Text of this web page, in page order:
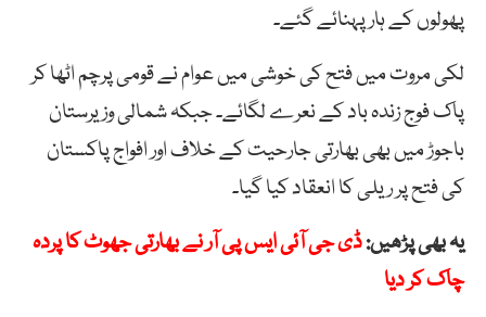
پھولوں کے ہار پہنائے گئے۔
لکی مروت میں فتح کی خوشی میں عوام نے قومی پرچم اٹھا کر
پاک فوج زندہ باد کے نعرے لگائے۔ جبکہ شمالی وزیرستان
باجوڑ میں بھی بھارتی جارحیت کے خلاف اور افواج پاکستان
کی فتح پر ریلی کا انعقاد کیا گیا۔
یہ بھی پڑھیں:ڈی جی آئی ایس پی آر نے بھارتی جھوٹ کا پردہ
چاک کر دیا